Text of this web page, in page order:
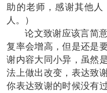
助的老师，感谢其他
人。）
论文致谢应该言简
复率会增高，但是还是
谢内容大同小异，虽然
法上做出改变，表达致
你表达致谢的时候没有